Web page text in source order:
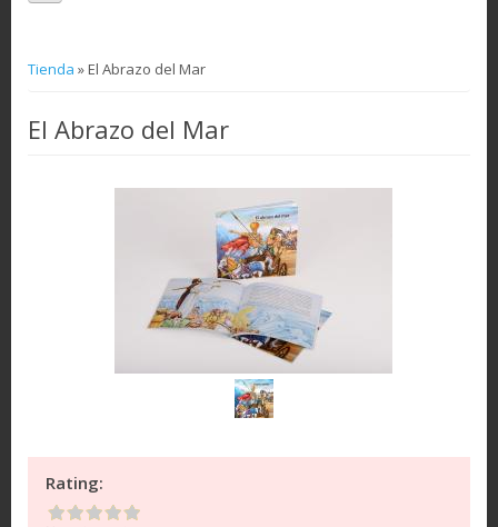
Usted está aquí
Tienda » El Abrazo del Mar
El Abrazo del Mar
Rating: